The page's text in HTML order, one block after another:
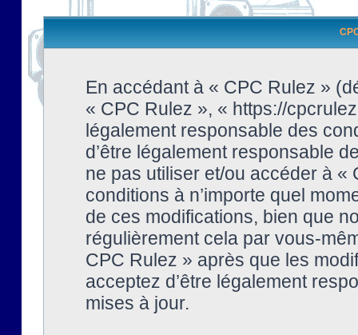
En accédant à « CPC Rulez »
« CPC Rulez », « https://
légalement responsable des
d’être légalement responsable
ne pas utiliser et/ou accéder à
conditions à n’importe quel
de ces modifications, bien que
régulièrement cela par vous-
CPC Rulez » après que les
acceptez d’être légalement
mises à jour.